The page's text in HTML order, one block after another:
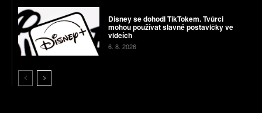
Disney se dohodl TikTokem. Tvůrci
mohou používat slavné postavičky ve
videích
6. 8. 2026